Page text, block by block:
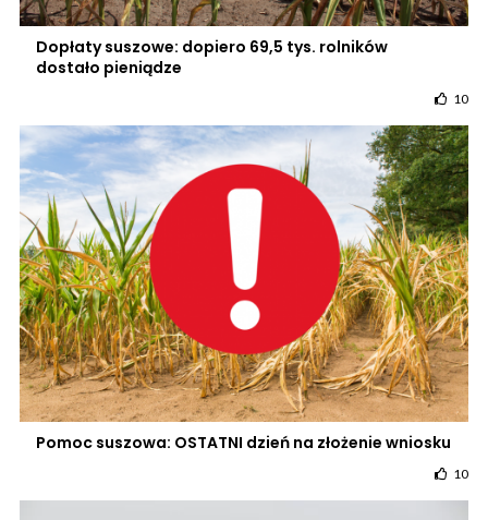
Dopłaty suszowe: dopiero 69,5 tys. rolników
dostało pieniądze
10
Pomoc suszowa: OSTATNI dzień na złożenie wniosku
10